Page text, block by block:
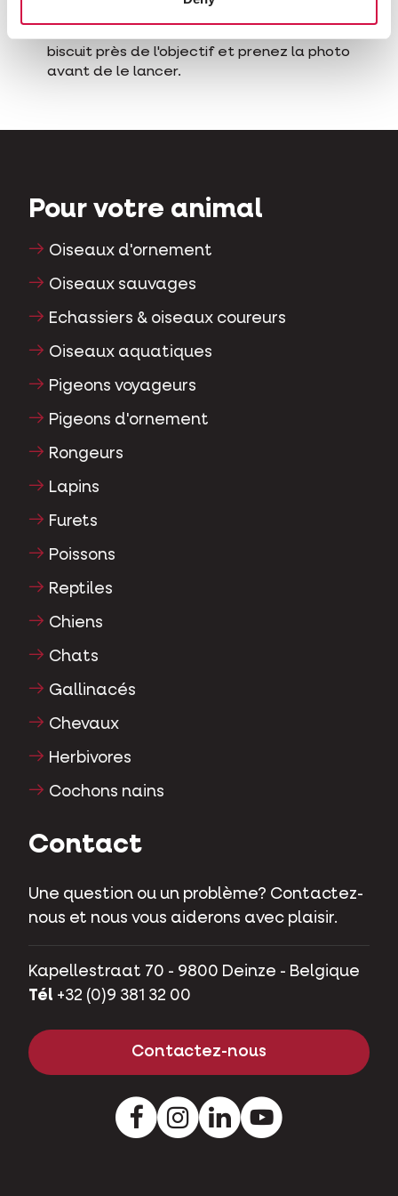
biscuit près de l'objectif et prenez la photo
avant de le lancer.
Pour votre animal
Oiseaux d'ornement
Oiseaux sauvages
Echassiers & oiseaux coureurs
Oiseaux aquatiques
Pigeons voyageurs
Pigeons d'ornement
Rongeurs
Lapins
Furets
Poissons
Reptiles
Chiens
Chats
Gallinacés
Chevaux
Herbivores
Cochons nains
Contact
Une question ou un problème? Contactez-
nous et nous vous aiderons avec plaisir.
Kapellestraat 70 - 9800 Deinze - Belgique
Tél +32 (0)9 381 32 00
Contactez-nous
FacebookInstagramLinkedInYoutube